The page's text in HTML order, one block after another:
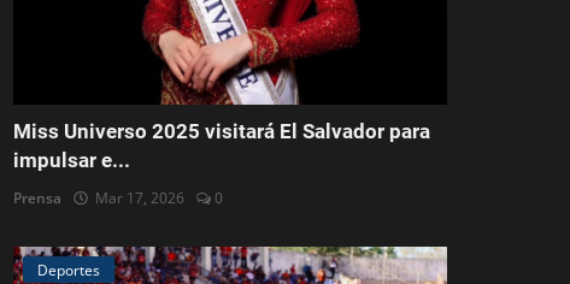
Miss Universo 2025 visitará El Salvador para
impulsar e...
Prensa Mar 17, 2026 0
Deportes